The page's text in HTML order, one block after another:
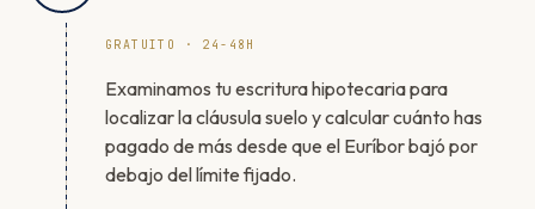
GRATUITO · 24-48H
Examinamos tu escritura hipotecaria para
localizar la cláusula suelo y calcular cuánto has
pagado de más desde que el Euríbor bajó por
debajo del límite fijado.